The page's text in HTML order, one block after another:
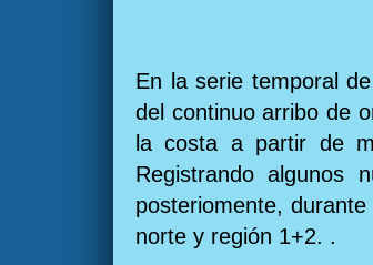
En la serie temporal
del continuo arribo de
la costa a partir de
Registrando algunos
posteriomente,
norte y región 1+2. .